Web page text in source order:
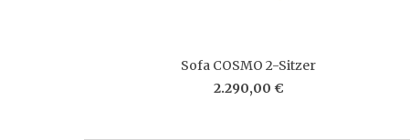
Sofa COSMO 2-Sitzer
2.290,00 €